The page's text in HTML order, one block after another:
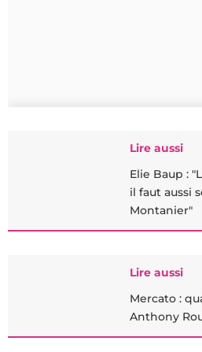
Lire aussi
Elie Baup :
il faut aussi
Montanier"
Lire aussi
Mercato :
Anthony